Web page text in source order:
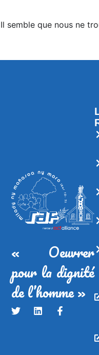
Il semble que nous ne
« Oeuvrer
pour la dignité
de l’homme »